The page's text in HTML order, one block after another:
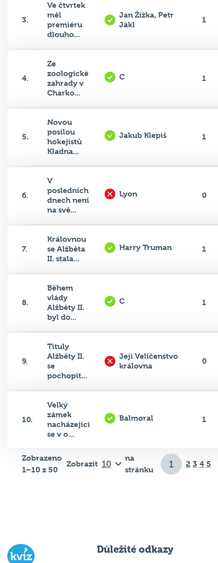
3.
Ve čtvrtek
měl
premiéru
dlouho...
Jan Žižka, Petr
Jákl
1
4.
Ze
zoologické
zahrady v
Charko...
C 1
5.
Novou
posilou
hokejistů
Kladna...
Jakub Klepiš 1
6.
V
posledních
dnech není
na svě...
Lyon 0
7.
Královnou
se Alžběta
II. stala...
Harry Truman 1
8.
Během
vlády
Alžběty II.
byl do...
C 1
9.
Tituly
Alžběty II.
se
pochopit...
Její Veličenstvo
královna
0
10.
Velký
zámek
nacházející
se v o...
Balmoral 1
Zobrazeno
1–10 z 50
Zobrazit
na
stránku
2 3 4 5
Důležité odkazy